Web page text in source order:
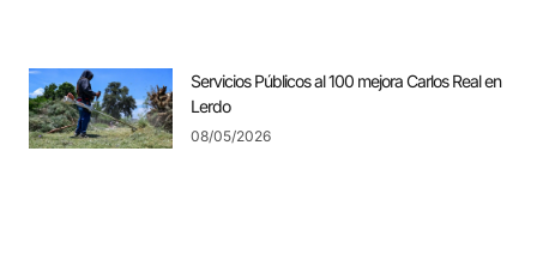
Servicios Públicos al 100 mejora Carlos Real en
Lerdo
08/05/2026